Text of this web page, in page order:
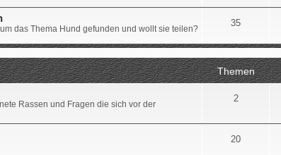
das Thema Hund gefunden und wollt sie teilen?
35
Themen
Rassen und Fragen die sich vor der
2
20